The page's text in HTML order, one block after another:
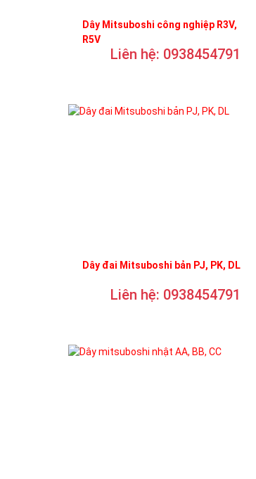
Dây Mitsuboshi công nghiệp R3V,
R5V
Liên hệ: 0938454791
Dây đai Mitsuboshi bản PJ, PK, DL
Liên hệ: 0938454791